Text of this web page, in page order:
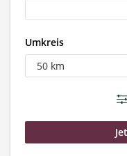
Umkreis